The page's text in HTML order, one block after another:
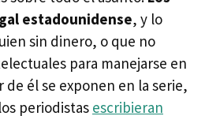
estadounidense, y lo
sin dinero, o que no
para manejarse en
de él se exponen en la serie,
periodistas escribieran